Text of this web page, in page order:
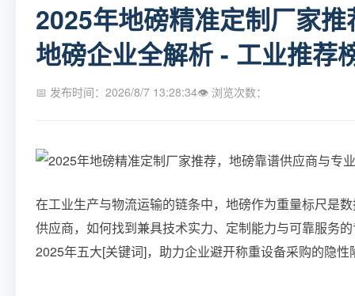
2025年地磅精准定制厂家
地磅企业全解析 - 工业推荐
📅 发布时间：2026/8/7 13:28:34👁 浏览次数：
在工业生产与物流运输的链条中，地磅作为重量标尺是
供应商，如何找到兼具技术实力、定制能力与可靠服务
2025年五大[关键词]，助力企业避开称重设备采购的隐性